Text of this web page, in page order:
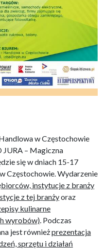
w Częstochowie
JURA – Magiczna
się w dniach 15-17
Częstochowie. Wydarzenie
instytucje z branży
z tej branżyoraz
kulinarne
wyrobów). Podczas
jest równieżprezentacja
sprzętu i działań